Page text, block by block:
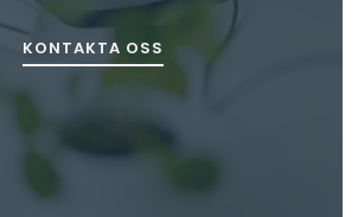
KONTAKTA OSS